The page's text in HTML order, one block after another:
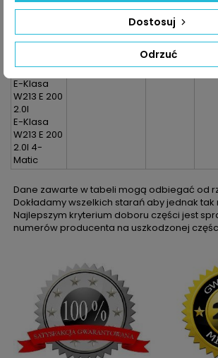
S213 E 200
E-Klasa
S213 E 200
Matic
E-Klasa
W213 E 200
2.0l
E-Klasa
W213 E 200
2.0l 4-
Matic
Dane zawarte w tabeli mogą odbiegać od
Dokładamy wszelkich starań aby jednak tak
Najlepszym kryterium doboru części jest
numerów producenta na uszkodzonej
Odrzuć
Dostosuj